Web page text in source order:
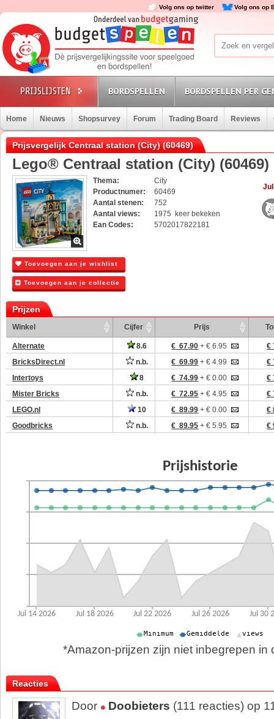
Volg ons op twitter Volg ons op
BORDSPELLEN BORDSPELLEN PER
Home Nieuws Shopsurvey Forum Trading Board Reviews
Prijsvergelijk Centraal station (City) (60469)
Lego® Centraal station (City) (60469)
Thema:
City
Productnumer:
60469
Aantal stenen:
752
Aantal views:
1975 keer bekeken
Ean Codes:
5702017822181
Toevoegen aan je wishlist
Toevoegen aan je collectie
Prijzen
Winkel Cijfer Prijs
Alternate 8.6 € 67.90 + € 6.95
€
BricksDirect.nl
n.b. € 69.99 + € 4.99
€
Intertoys
8 € 74.99 + € 0.00
€
Mister Bricks
n.b. € 72.95 + € 4.95
€
LEGO.nl
10 € 89.99 + € 0.00
€
Goodbricks
n.b. € 89.95 + € 5.95 €
*Amazon-prijzen zijn niet inbegrepen in
Reacties
Door Doobieters (111 reacties) op